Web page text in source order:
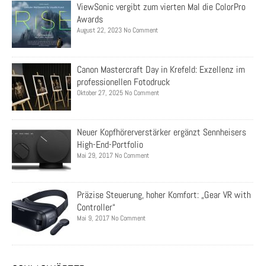
ViewSonic vergibt zum vierten Mal die ColorPro
Awards
August 22, 2023 No Comment
Canon Mastercraft Day in Krefeld: Exzellenz im
professionellen Fotodruck
Oktober 27, 2025 No Comment
Neuer Kopfhörerverstärker ergänzt Sennheisers
High-End-Portfolio
Mai 29, 2017 No Comment
Präzise Steuerung, hoher Komfort: „Gear VR with
Controller“
Mai 9, 2017 No Comment